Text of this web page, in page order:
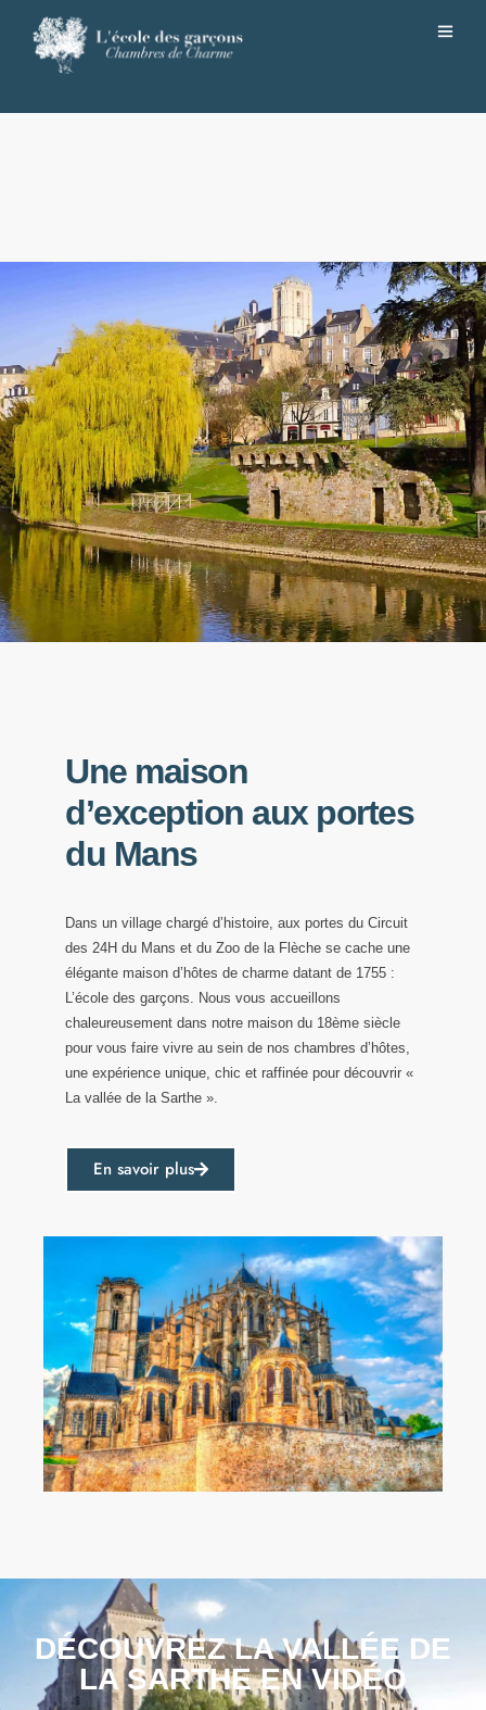
Une maison
d’exception aux portes
du Mans
Dans un village chargé d’histoire, aux portes du Circuit
des 24H du Mans et du Zoo de la Flèche se cache une
élégante maison d’hôtes de charme datant de 1755 :
L’école des garçons. Nous vous accueillons
chaleureusement dans notre maison du 18ème siècle
pour vous faire vivre au sein de nos chambres d’hôtes,
une expérience unique, chic et raffinée pour découvrir «
La vallée de la Sarthe ».
En savoir plus
DÉCOUVREZ LA VALLÉE DE
LA SARTHE EN VIDÉO